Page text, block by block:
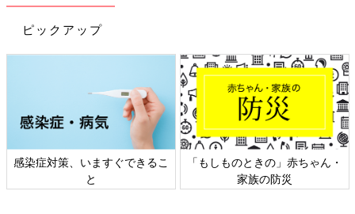
てみると、意外にこれでいいかもと、新しい発見があります。も
のもので代用できるものもあるのではないでしょうか。少し様子
を見て、それでも必要なものか、そうでないかを見極めましょ
う。価格を下げたり、そのまま買わなくなり他のもので代用でき
たりするものがわかると思います。
また、安いと買いだめしがちですが、自分なりに定量を決め、ス
トックを増やさないことも大事です。特に、特売品など買いだめ
しすぎると、使いきれずに無駄になることがあるので注意が必要
ピックアップ
感染症対策、いますぐできるこ
と
「もしものときの」赤ちゃん・
家族の防災